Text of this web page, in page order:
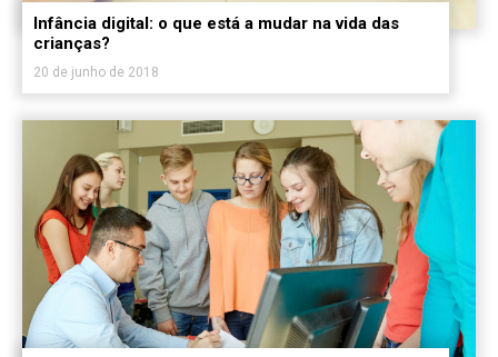
Infância digital: o que está a mudar na vida das
crianças?
20 de junho de 2018